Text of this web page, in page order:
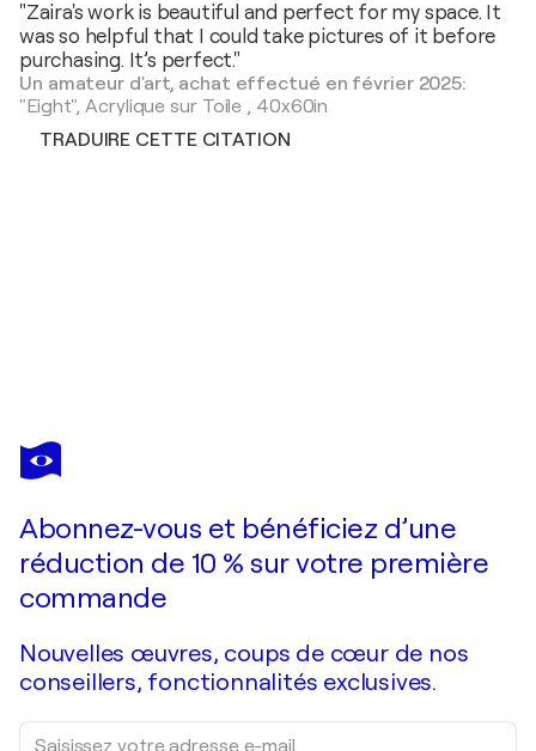
"Zaira's work is beautiful and perfect for my space. It
was so helpful that I could take pictures of it before
purchasing. It’s perfect."
Un amateur d'art, achat effectué en février 2025:
"Eight",Acrylique sur Toile , 40x60in
TRADUIRE CETTE CITATION
ZAIRA
DZHAUBAEVA
Je passe commande
Abonnez-vous et bénéficiez d’une
réduction de 10 % sur votre première
commande
Nouvelles œuvres, coups de cœur de nos
conseillers, fonctionnalités exclusives.